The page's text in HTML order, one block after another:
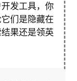
发工具，你
们是隐藏在
果还是领英